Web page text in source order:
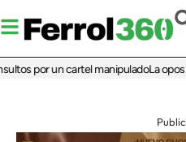
por un cartel manipuladoLa